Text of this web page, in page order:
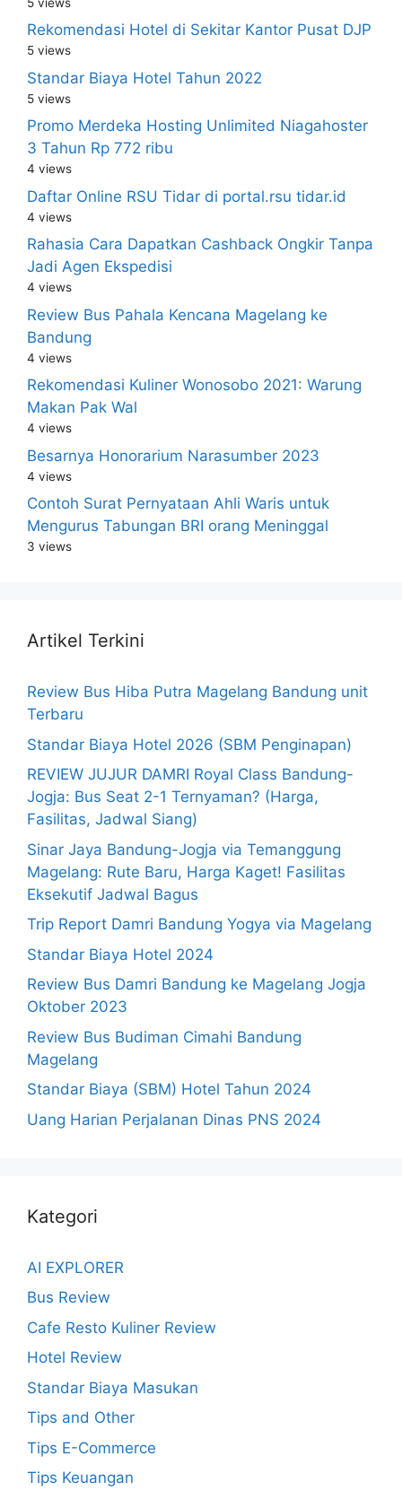
Rekomendasi Hotel di Sekitar Kantor Pusat DJP
5 views
Standar Biaya Hotel Tahun 2022
5 views
Promo Merdeka Hosting Unlimited Niagahoster
3 Tahun Rp 772 ribu
4 views
Daftar Online RSU Tidar di portal.rsu tidar.id
4 views
Rahasia Cara Dapatkan Cashback Ongkir Tanpa
Jadi Agen Ekspedisi
4 views
Review Bus Pahala Kencana Magelang ke
Bandung
4 views
Rekomendasi Kuliner Wonosobo 2021: Warung
Makan Pak Wal
4 views
Besarnya Honorarium Narasumber 2023
4 views
Contoh Surat Pernyataan Ahli Waris untuk
Mengurus Tabungan BRI orang Meninggal
3 views
Artikel Terkini
Review Bus Hiba Putra Magelang Bandung unit
Terbaru
Standar Biaya Hotel 2026 (SBM Penginapan)
REVIEW JUJUR DAMRI Royal Class Bandung-
Jogja: Bus Seat 2-1 Ternyaman? (Harga,
Fasilitas, Jadwal Siang)
Sinar Jaya Bandung-Jogja via Temanggung
Magelang: Rute Baru, Harga Kaget! Fasilitas
Eksekutif Jadwal Bagus
Trip Report Damri Bandung Yogya via Magelang
Standar Biaya Hotel 2024
Review Bus Damri Bandung ke Magelang Jogja
Oktober 2023
Review Bus Budiman Cimahi Bandung
Magelang
Standar Biaya (SBM) Hotel Tahun 2024
Uang Harian Perjalanan Dinas PNS 2024
Kategori
AI EXPLORER
Bus Review
Cafe Resto Kuliner Review
Hotel Review
Standar Biaya Masukan
Tips and Other
Tips E-Commerce
Tips Keuangan